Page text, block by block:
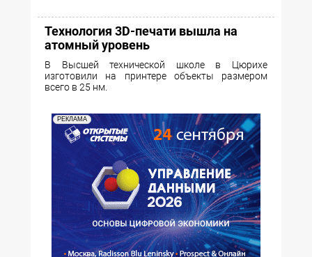
Технология 3D-печати вышла на
атомный уровень
В Высшей технической школе в Цюрихе
изготовили на принтере объекты размером
всего в 25 нм.
РЕКЛАМА